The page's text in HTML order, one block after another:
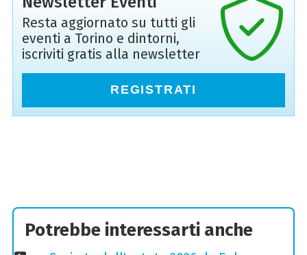
Resta aggiornato su tutti gli
eventi a Torino e dintorni,
iscriviti gratis alla newsletter
REGISTRATI
Potrebbe interessarti anche